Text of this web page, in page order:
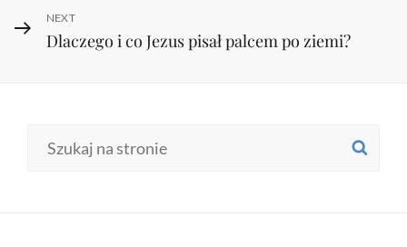
Next
Post
NEXT
Dlaczego i co Jezus pisał palcem po ziemi?